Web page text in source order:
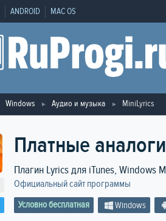
ANDROID MAC OS
Windows Аудио и музыка MiniLyrics
Платные
Плагин Lyrics для iTunes, Windows
Официальный сайт программы
Условно бесплатная Windows